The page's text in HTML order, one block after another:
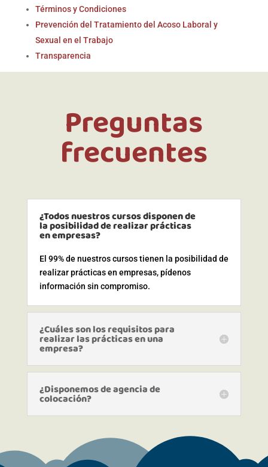
Términos y Condiciones
Prevención del Tratamiento del Acoso Laboral y
Sexual en el Trabajo
Transparencia
Preguntas
frecuentes
¿Todos nuestros cursos disponen de
la posibilidad de realizar prácticas
en empresas?
El 99% de nuestros cursos tienen la posibilidad de
realizar prácticas en empresas, pídenos
información sin compromiso.
¿Cuáles son los requisitos para
realizar las prácticas en una
empresa?
¿Disponemos de agencia de
colocación?